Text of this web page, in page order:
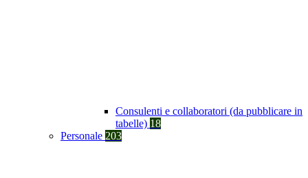
Consulenti e collaboratori (da pubblicare in
tabelle) 18
Personale 203